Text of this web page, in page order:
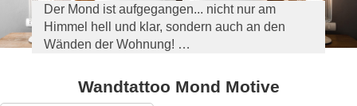
Der Mond ist aufgegangen... nicht nur am
Himmel hell und klar, sondern auch an den
Wänden der Wohnung!
Hier gibt es unsere schönsten Wandtattoo
Mondmotive für Schlafzimmer, Wohnbereich
Wandtattoo Mond Motive